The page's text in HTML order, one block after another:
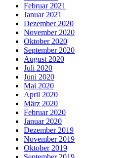
Februar 2021
Januar 2021
Dezember 2020
November 2020
Oktober 2020
September 2020
August 2020
Juli 2020
Juni 2020
Mai 2020
April 2020
März 2020
Februar 2020
Januar 2020
Dezember 2019
November 2019
Oktober 2019